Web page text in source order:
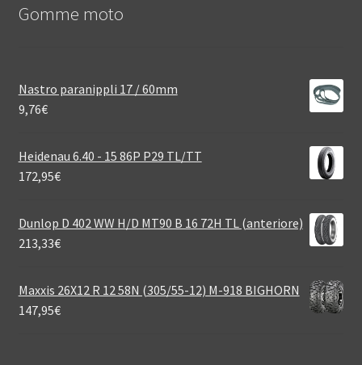
Gomme moto
Nastro paranippli 17 / 60mm
9,76€
Heidenau 6.40 - 15 86P P29 TL/TT
172,95€
Dunlop D 402 WW H/D MT90 B 16 72H TL (anteriore)
213,33€
Maxxis 26X12 R 12 58N (305/55-12) M-918 BIGHORN
147,95€